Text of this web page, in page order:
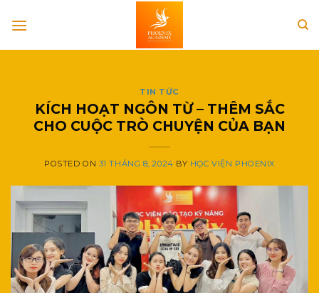
TIN TỨC
KÍCH HOẠT NGÔN TỪ – THÊM SẮC
CHO CUỘC TRÒ CHUYỆN CỦA BẠN
POSTED ON 31 THÁNG 8, 2024 BY HỌC VIỆN PHOENIX